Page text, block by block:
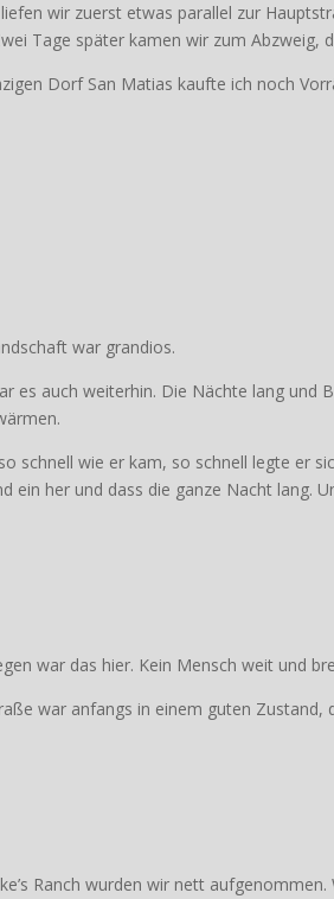
wir zuerst etwas parallel zur
Tage später kamen wir zum Abzweig,
Dorf San Matias kaufte ich noch
war grandios.
es auch weiterhin. Die Nächte lang und
schnell wie er kam, so schnell legte er
ein her und dass die ganze Nacht lang.
war das hier. Kein Mensch weit und
war anfangs in einem guten Zustand,
Ranch wurden wir nett